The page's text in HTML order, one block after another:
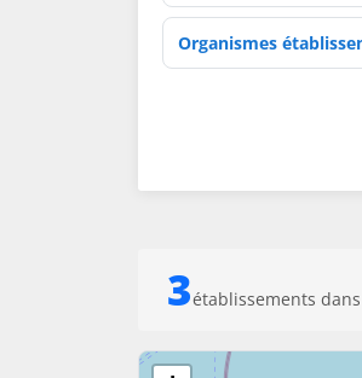
Activités de soins
3établissements